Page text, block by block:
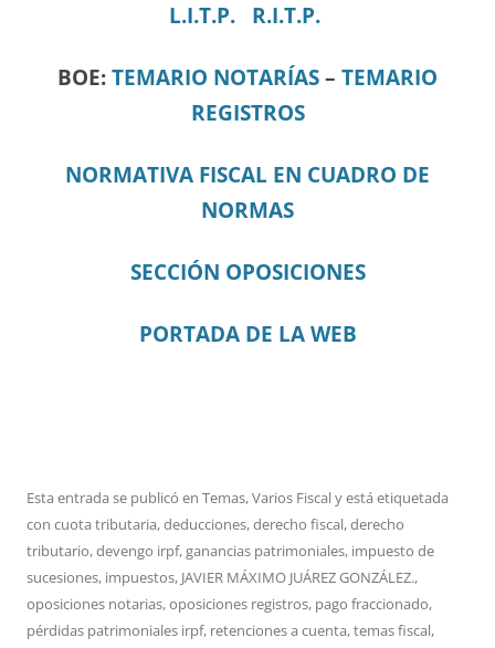
L.I.T.P. R.I.T.P.
BOE: TEMARIO NOTARÍAS – TEMARIO
REGISTROS
NORMATIVA FISCAL EN CUADRO DE
NORMAS
SECCIÓN OPOSICIONES
PORTADA DE LA WEB
Esta entrada se publicó en Temas,Varios Fiscaly está etiquetada
con cuota tributaria,deducciones,derecho fiscal,derecho
tributario,devengo irpf,ganancias patrimoniales, impuesto de
sucesiones, impuestos, JAVIER MÁXIMO JUÁREZ GONZÁLEZ.,
oposiciones notarias,oposiciones registros, pago fraccionado,
pérdidas patrimoniales irpf, retenciones a cuenta,temas fiscal,